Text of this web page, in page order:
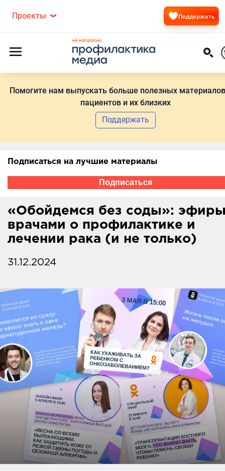
Помогите нам выпускать больше полезных
пациентов и их близких
Поддержать
Проекты Поддержать
Подписаться на лучшие материалы
Подписаться
«Обойдемся без соды»:
врачами о профилактике и
лечении рака (и не только)
31.12.2024